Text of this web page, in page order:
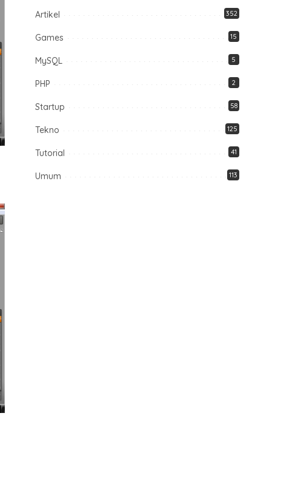
Artikel 352
Games 15
MySQL 5
PHP 2
Startup 58
Tekno 125
Tutorial 41
Umum 113